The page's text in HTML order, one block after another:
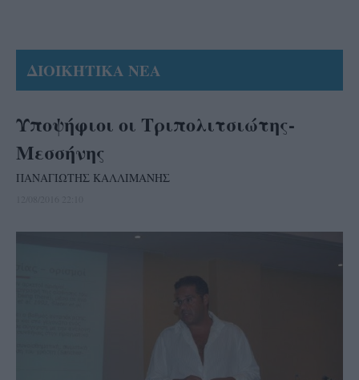
ΔΙΟΙΚΗΤΙΚΑ ΝΕΑ
Υποψήφιοι οι Τριπολιτσιώτης-
Μεσσήνης
ΠΑΝΑΓΙΩΤΗΣ ΚΑΛΛΙΜΑΝΗΣ